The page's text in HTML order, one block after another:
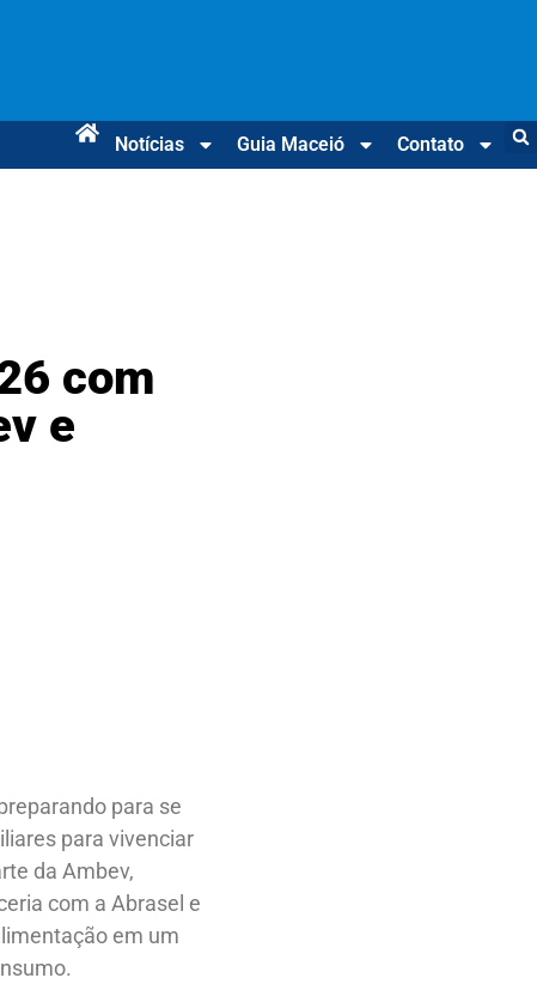
Notícias Guia Maceió Contato
com
e
para se
para vivenciar
da Ambev,
com a Abrasel e
em um